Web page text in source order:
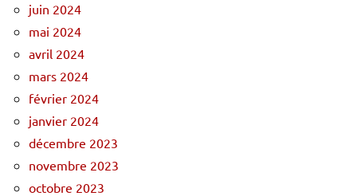
juin 2024
mai 2024
avril 2024
mars 2024
février 2024
janvier 2024
décembre 2023
novembre 2023
octobre 2023